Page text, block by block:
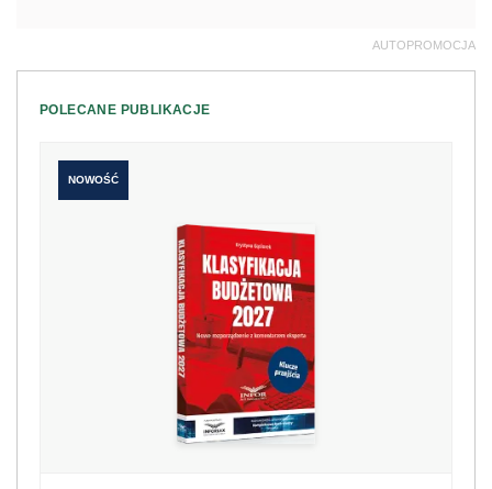
AUTOPROMOCJA
POLECANE PUBLIKACJE
NOWOŚĆ